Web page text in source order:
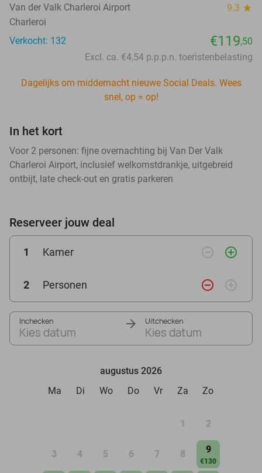
Van der Valk Charleroi Airport 9.3 star
Charleroi
Verkocht: 132
€119,50
Excl. ca. €4,54 p.p.p.n. toeristenbelasting
Dagelijks om middernacht nieuwe Social Deals. Wees
snel, op = op!
In het kort
Voor 2 personen: fijne overnachting bij Van Der Valk
Charleroi Airport, inclusief welkomstdrankje, uitgebreid
ontbijt, late check-out en gratis parkeren
Reserveer jouw deal
1 Kamer remove_circle_outline add_circle_outline
2 Personen remove_circle_outline add_circle_outline
Inchecken
Kies datum
Uitchecken
Kies datum
augustus 2026
Ma
Di Wo Do Vr Za Zo
1 2
3 4 5 6 7 8 9
€130